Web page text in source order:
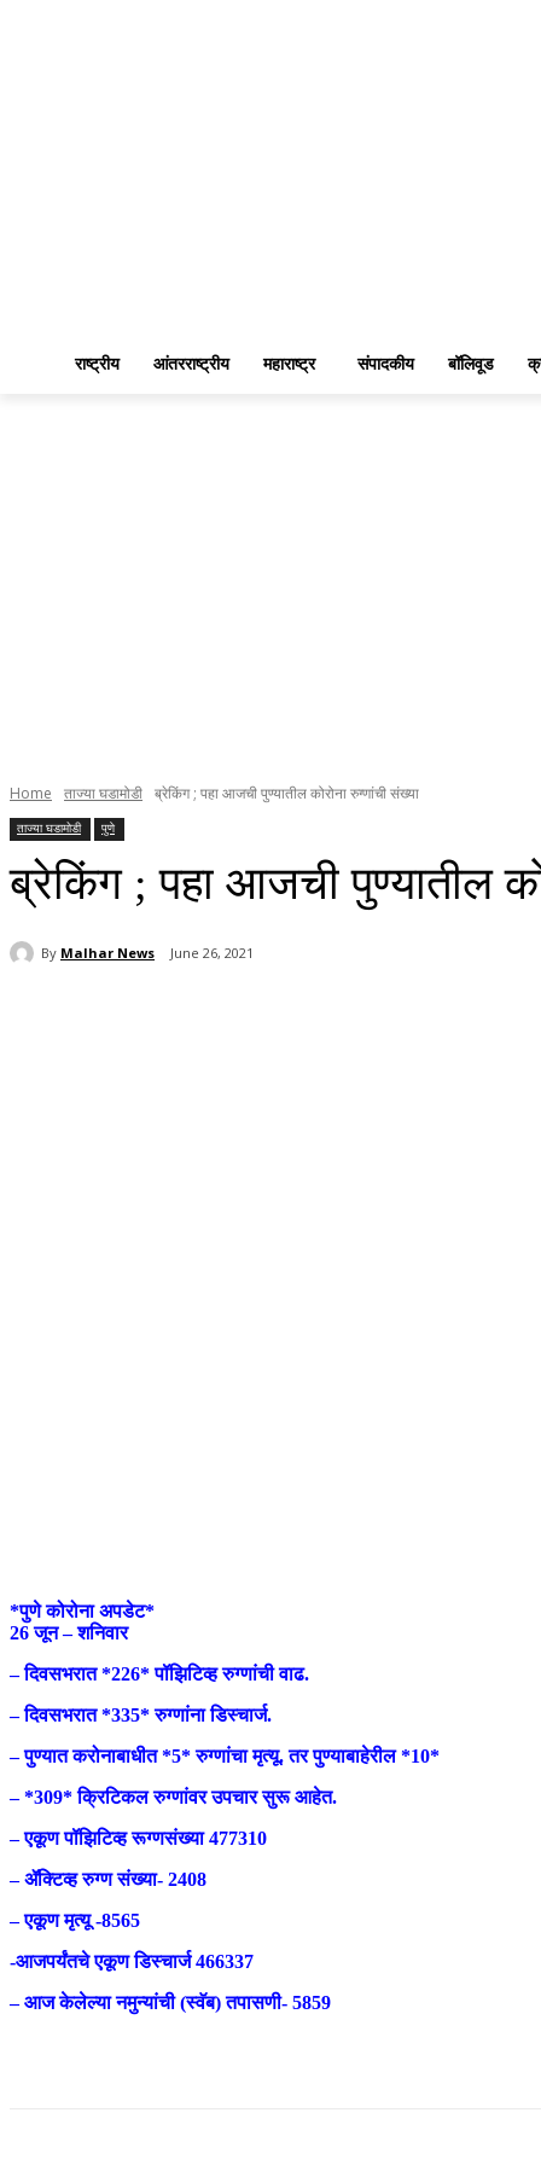
राष्ट्रीय आंतरराष्ट्रीय महाराष्ट्र संपादकीय बॉलिवूड
Home ताज्या घडामोडी ब्रेकिंग ; पहा आजची पुण्यातील कोरोना रुग्णांची संख्या
ताज्या घडामोडी पुणे
ब्रेकिंग ; पहा आजची पुण्यातील
By Malhar News June 26, 2021
*पुणे कोरोना अपडेट*
26 जून – शनिवार
– दिवसभरात *226* पॉझिटिव्ह रुग्णांची वाढ.
– दिवसभरात *335* रुग्णांना डिस्चार्ज.
– पुण्यात करोनाबाधीत *5* रुग्णांचा मृत्यू. तर पुण्याबाहेरील *10*
– *309* क्रिटिकल रुग्णांवर उपचार सुरू आहेत.
– एकूण पॉझिटिव्ह रूग्णसंख्या 477310
– ॲक्टिव्ह रुग्ण संख्या- 2408
– एकूण मृत्यू -8565
-आजपर्यंतचे एकूण डिस्चार्ज 466337
– आज केलेल्या नमुन्यांची (स्वॅब) तपासणी- 5859